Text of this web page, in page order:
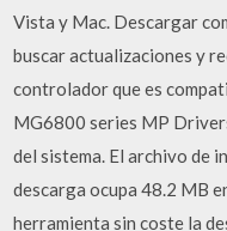
Vista y Mac. Descargar
buscar actualizaciones y
controlador que es
MG6800 series MP
del sistema. El archivo de
descarga ocupa 48.2 MB
herramienta sin coste la